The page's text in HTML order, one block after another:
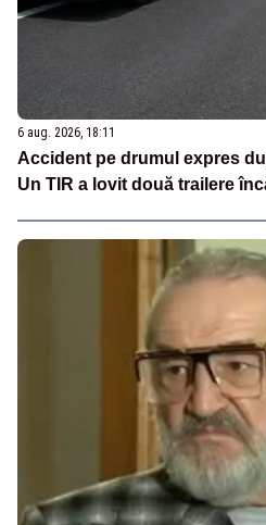
6 aug. 2026, 18:11
Accident pe drumul expres
Un TIR a lovit două trailere